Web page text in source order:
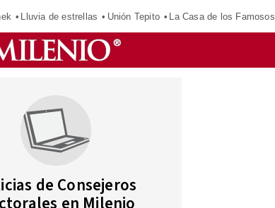
Lluvia de estrellas Unión Tepito La Casa de los Famosos
de Consejeros